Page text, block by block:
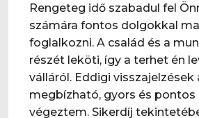
Rengeteg idő szabadul fel
számára fontos dolgokkal
foglalkozni. A család és a
részét leköti, így a terhet én
válláról. Eddigi visszajelzések
megbízható, gyors és
végeztem. Sikerdíj